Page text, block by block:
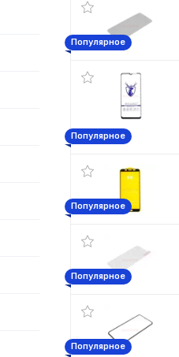
Популярное
Популярное
Популярное
Популярное
Популярное